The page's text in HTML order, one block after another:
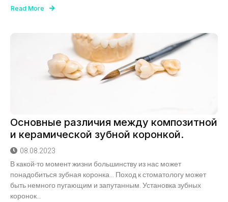
Read More
Основные различия между композитной
и керамической зубной коронкой.
08.08.2023
В какой-то момент жизни большинству из нас может
понадобиться зубная коронка... Поход к стоматологу может
быть немного пугающим и запутанным. Установка зубных
коронок...